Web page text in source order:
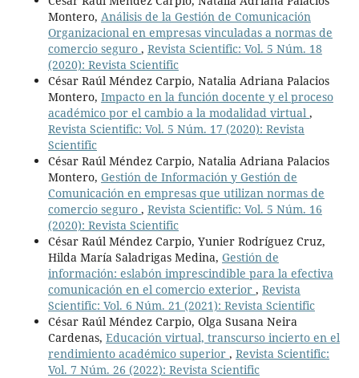
Montero, Análisis de la Gestión de Comunicación
Organizacional en empresas vinculadas a normas de
comercio seguro , Revista Scientific: Vol. 5 Núm. 18
(2020): Revista Scientific
César Raúl Méndez Carpio, Natalia Adriana Palacios
Montero, Impacto en la función docente y el proceso
académico por el cambio a la modalidad virtual ,
Revista Scientific: Vol. 5 Núm. 17 (2020): Revista
Scientific
César Raúl Méndez Carpio, Natalia Adriana Palacios
Montero, Gestión de Información y Gestión de
Comunicación en empresas que utilizan normas de
comercio seguro , Revista Scientific: Vol. 5 Núm. 16
(2020): Revista Scientific
César Raúl Méndez Carpio, Yunier Rodríguez Cruz,
Hilda María Saladrigas Medina, Gestión de
información: eslabón imprescindible para la efectiva
comunicación en el comercio exterior , Revista
Scientific: Vol. 6 Núm. 21 (2021): Revista Scientific
César Raúl Méndez Carpio, Olga Susana Neira
Cardenas, Educación virtual, transcurso incierto en el
rendimiento académico superior , Revista Scientific:
Vol. 7 Núm. 26 (2022): Revista Scientific